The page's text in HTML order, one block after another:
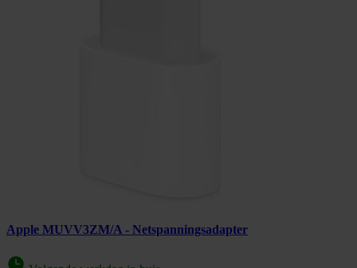
Apple MUVV3ZM/A - Netspanningsadapter